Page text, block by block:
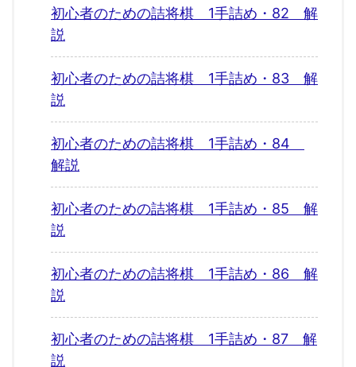
初心者のための詰将棋 1手詰め・82 解
説
初心者のための詰将棋 1手詰め・83 解
説
初心者のための詰将棋 1手詰め・84
解説
初心者のための詰将棋 1手詰め・85 解
説
初心者のための詰将棋 1手詰め・86 解
説
初心者のための詰将棋 1手詰め・87 解
説